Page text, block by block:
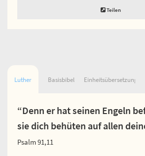
Teilen
Luther Basisbibel Einheitsübersetzung
“Denn er hat seinen Engeln
sie dich behüten auf allen
Psalm 91,11